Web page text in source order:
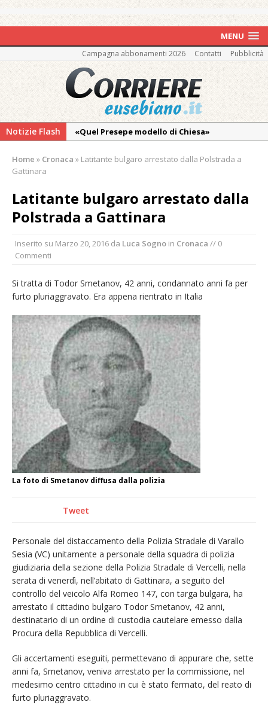
MENU
Campagna abbonamenti 2026 Contatti Pubblicità
Notizie Flash
«Quel Presepe modello di Chiesa»
Ringraziamento: convegno, messa e
Mercoledì 12 agosto il Meic di Vercelli si
ritrova a Campertogno per riflettere e
Vercelli e Stroppiana piangono Livio Berruti
Quel giardino davanti all’ospedale curato da
otto soggetti autistici in cura all’Asl di
Vercelli
Dopo caldo e incendi, il maltempo estremo:
nell’Alto Novarese si contano i danni del
nubifragio di venerdì
Dieci anni fa l’ingresso a Vercelli
dell’arcivescovo mons. Marco Arnolfo
Home » Cronaca » Latitante bulgaro arrestato dalla Polstrada a
Gattinara
Latitante bulgaro arrestato dalla
Polstrada a Gattinara
Inserito su Marzo 20, 2016 da Luca Sogno in Cronaca // 0
Commenti
Si tratta di Todor Smetanov, 42 anni, condannato anni fa per
furto pluriaggravato. Era appena rientrato in Italia
La foto di Smetanov diffusa dalla polizia
Tweet
Personale del distaccamento della Polizia Stradale di Varallo
Sesia (VC) unitamente a personale della squadra di polizia
giudiziaria della sezione della Polizia Stradale di Vercelli, nella
serata di venerdì, nell’abitato di Gattinara, a seguito del
controllo del veicolo Alfa Romeo 147, con targa bulgara, ha
arrestato il cittadino bulgaro Todor Smetanov, 42 anni,
destinatario di un ordine di custodia cautelare emesso dalla
Procura della Repubblica di Vercelli.
Gli accertamenti eseguiti, permettevano di appurare che, sette
anni fa, Smetanov, veniva arrestato per la commissione, nel
medesimo centro cittadino in cui è stato fermato, del reato di
furto pluriaggravato.